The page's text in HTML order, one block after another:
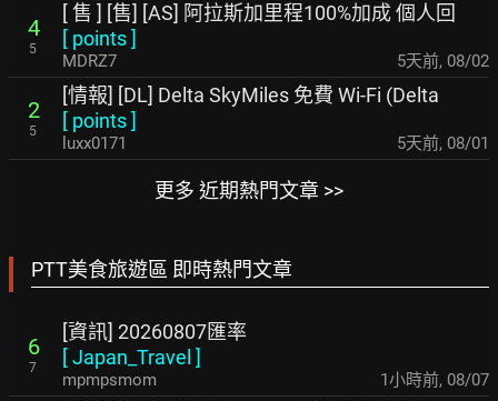
4
5
[ 售 ] [售] [AS] 阿拉斯加里程100%加成 個人回
[ points]
MDRZ7 5天前, 08/02
2
5
[情報] [DL] Delta SkyMiles 免費 Wi-Fi (Delta
[ points]
luxx0171 5天前, 08/01
更多 近期熱門文章 >>
PTT美食旅遊區 即時熱門文章
6
7
[資訊] 20260807匯率
[Japan_Travel ]
mpmpsmom 1小時前, 08/07